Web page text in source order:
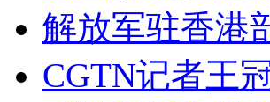
解放军驻香港
CGTN记者王